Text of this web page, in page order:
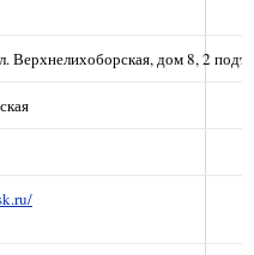
Верхнелихоборская, дом 8, 2